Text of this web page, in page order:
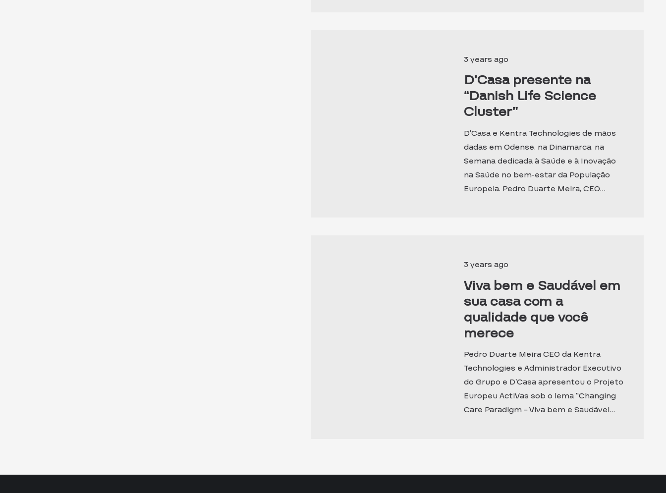
3 years ago
D’Casa presente na
“Danish Life Science
Cluster”
D’Casa e Kentra Technologies de mãos
dadas em Odense, na Dinamarca, na
Semana dedicada à Saúde e à Inovação
na Saúde no bem-estar da População
Europeia. Pedro Duarte Meira, CEO…
3 years ago
Viva bem e Saudável em
sua casa com a
qualidade que você
merece
Pedro Duarte Meira CEO da Kentra
Technologies e Administrador Executivo
do Grupo e D’Casa apresentou o Projeto
Europeu ActiVas sob o lema “Changing
Care Paradigm – Viva bem e Saudável…